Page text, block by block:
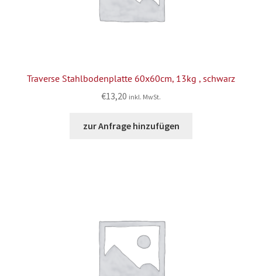
Traverse Stahlbodenplatte 60x60cm, 13kg , schwarz
€13,20 inkl. MwSt.
zur Anfrage hinzufügen